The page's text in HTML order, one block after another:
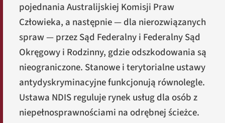
pojednania Australijskiej Komisji Praw
Człowieka, a następnie — dla nierozwiązanych
spraw — przez Sąd Federalny i Federalny Sąd
Okręgowy i Rodzinny, gdzie odszkodowania są
nieograniczone. Stanowe i terytorialne ustawy
antydyskryminacyjne funkcjonują równolegle.
Ustawa NDIS reguluje rynek usług dla osób z
niepełnosprawnościami na odrębnej ścieżce.